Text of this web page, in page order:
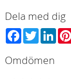
Dela med dig
Facebook
Twitter
Omdömen